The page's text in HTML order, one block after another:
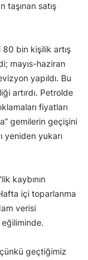
taşınan satış
80 bin kişilik artış
mayıs-haziran
yapıldı. Bu
artırdı. Petrolde
fiyatları
gemilerin geçişini
yeniden yukarı
kaybının
içi toparlanma
verisi
eğiliminde.
geçtiğimiz